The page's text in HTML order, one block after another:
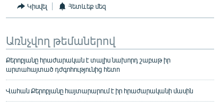
Կիսվել Հետևեք մեզ
Առնչվող թեմաներով
Քերոբյանը հրաժարական է տալիս նախորդ շաբաթ իր
արտահայտած դժգոհությունից հետո
Վահան Քերոբյանը հայտարարում է իր հրաժարականի մասին